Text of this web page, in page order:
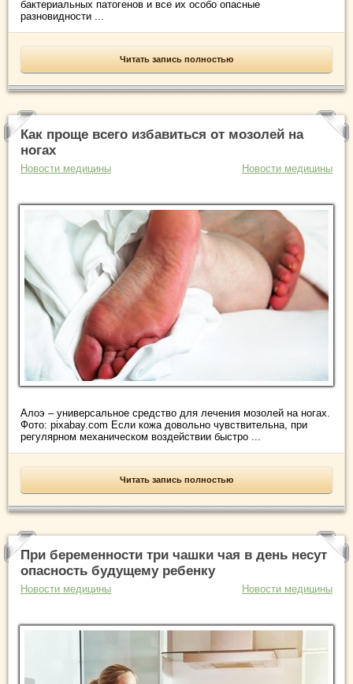
бактериальных патогенов и все их особо опасные
разновидности ...
Читать запись полностью
Как проще всего избавиться от мозолей на
ногах
Новости медицины Новости медицины
Алоэ – универсальное средство для лечения мозолей на ногах.
Фото: pixabay.com Если кожа довольно чувствительна, при
регулярном механическом воздействии быстро ...
Читать запись полностью
При беременности три чашки чая в день несут
опасность будущему ребенку
Новости медицины Новости медицины